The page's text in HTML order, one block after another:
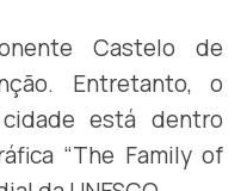
Castelo de
Entretanto, o
está dentro
“The Family of